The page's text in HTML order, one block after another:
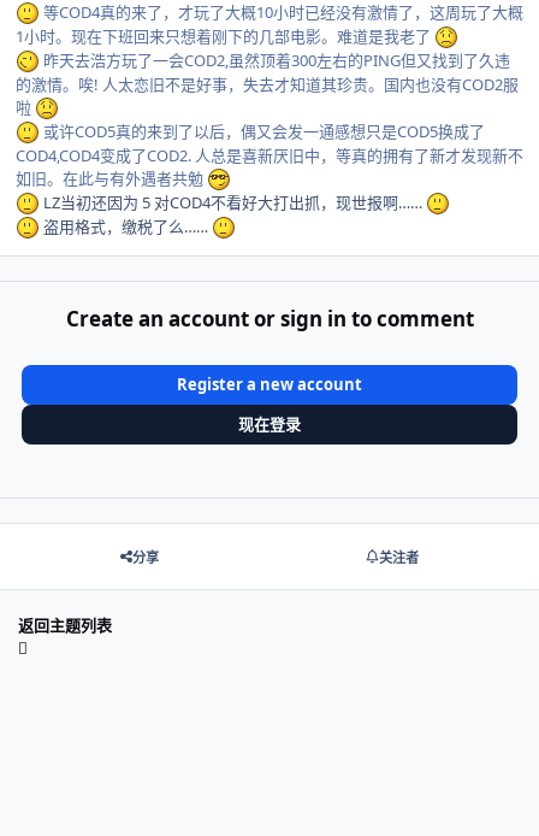
等COD4真的来了，才玩了大概10小时已经没有激情了，这周玩了大概
1小时。现在下班回来只想着刚下的几部电影。难道是我老了
昨天去浩方玩了一会COD2,虽然顶着300左右的PING但又找到了久违
的激情。唉! 人太恋旧不是好事，失去才知道其珍贵。国内也没有COD2服
啦
或许COD5真的来到了以后，偶又会发一通感想只是COD5换成了
COD4,COD4变成了COD2. 人总是喜新厌旧中，等真的拥有了新才发现新不
如旧。在此与有外遇者共勉
LZ当初还因为 5 对COD4不看好大打出抓，现世报啊……
盗用格式，缴税了么……
Create an account or sign in to comment
Register a new account
现在登录
分享 关注者
返回主题列表